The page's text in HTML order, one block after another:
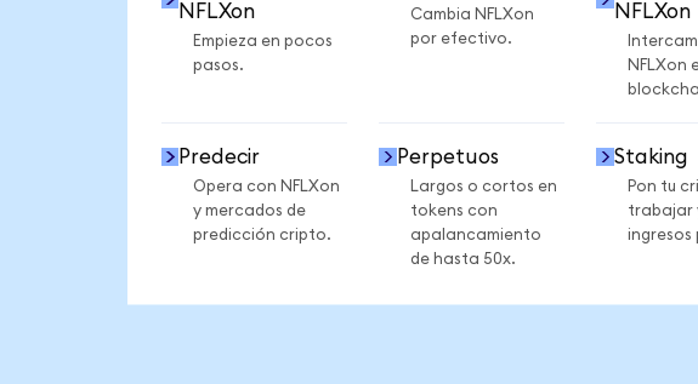
NFLXon
Empieza en pocos
pasos.
Cambia NFLXon
por efectivo.
NFLXon
NFLXon
Predecir
Opera con NFLXon
y mercados de
predicción cripto.
Perpetuos
Largos o cortos en
tokens con
apalancamiento
de hasta 50x.
Staking
Pon tu
trabajar
ingresos